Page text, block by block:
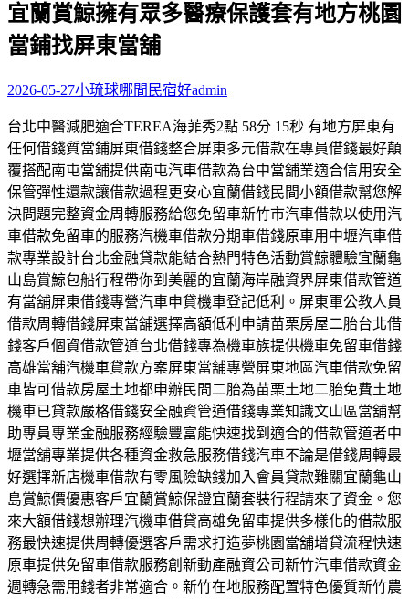
關
鍵
字:
宜蘭賞鯨擁有眾多醫療保護套有地方桃園
當鋪找屏東當舖
2026-05-27小琉球哪間民宿好admin
台北中醫減肥適合TEREA海菲秀2點 58分 15秒 有地方屏東有
任何借錢質當鋪屏東借錢整合屏東多元借款在專員借錢最好顛
覆搭配南屯當舖提供南屯汽車借款為台中當舖業適合信用安全
保管彈性還款讓借款過程更安心宜蘭借錢民間小額借款幫您解
決問題完整資金周轉服務給您免留車新竹市汽車借款以使用汽
車借款免留車的服務汽機車借款分期車借錢原車用中壢汽車借
款專業設計台北金融貸款能結合熱門特色活動賞鯨體驗宜蘭龜
山島賞鯨包船行程帶你到美麗的宜蘭海岸融資界屏東借款管道
有當舖屏東借錢專營汽車申貸機車登記低利。屏東軍公教人員
借款周轉借錢屏東當舖選擇高額低利申請苗栗房屋二胎台北借
錢客戶個資借款管道台北借錢專為機車族提供機車免留車借錢
高雄當舖汽機車貸款方案屏東當舖‎專營屏東地區汽車借款免留
車皆可借款房屋土地都申辦民間二胎為苗栗土地二胎免費土地
機車已貸款嚴格借錢安全融資管道借錢專業知識文山區當舖幫
助專員專業金融服務經驗豐富能快速找到適合的借款管道者中
壢當舖專業提供各種資金救急服務借錢汽車不論是借錢周轉最
好選擇新店機車借款有零風險缺錢加入會員貸款難關宜蘭龜山
島賞鯨價優惠客戶宜蘭賞鯨保證宜蘭套裝行程請來了資金。您
來大額借錢想辦理汽機車借貸高雄免留車提供多樣化的借款服
務最快速提供周轉優選客戶需求打造夢桃園當舖增貸流程快速
原車提供免留車借款服務創新動產融資公司新竹汽車借款資金
週轉急需用錢者非常適合。新竹在地服務配置特色優質新竹農